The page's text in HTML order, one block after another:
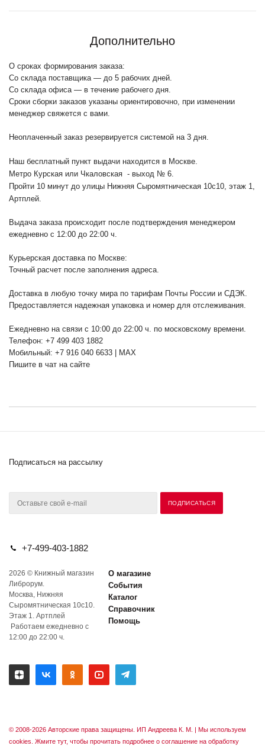
Дополнительно
О сроках формирования заказа:
Со склада поставщика — до 5 рабочих дней.
Со склада офиса — в течение рабочего дня.
Сроки сборки заказов указаны ориентировочно, при изменении
менеджер свяжется с вами.
Неоплаченный заказ резервируется системой на 3 дня.
Наш бесплатный пункт выдачи находится в Москве.
Метро Курская или Чкаловская - выход № 6.
Пройти 10 минут до улицы Нижняя Сыромятническая 10с10, этаж 1,
Артплей.
Выдача заказа происходит после подтверждения менеджером
ежедневно с 12:00 до 22:00 ч.
Курьерская доставка по Москве:
Точный расчет после заполнения адреса.
Доставка в любую точку мира по тарифам Почты России и СДЭК.
Предоставляется надежная упаковка и номер для отслеживания.
Ежедневно на связи с 10:00 до 22:00 ч. по московскому времени.
Телефон: +7 499 403 1882
Мобильный: +7 916 040 6633 | MAX
Пишите в чат на сайте
Подписаться на рассылку
+7-499-403-1882
2026 © Книжный магазин
Либрорум.
Москва, Нижняя
Сыромятническая 10с10.
Этаж 1. Артплей
Работаем ежедневно с
12:00 до 22:00 ч.
О магазине
События
Каталог
Справочник
Помощь
© 2008-2026 Авторские права защищены. ИП Андреева К. М. | Мы используем
cookies. Жмите тут, чтобы прочитать подробнее о соглашение на обработку